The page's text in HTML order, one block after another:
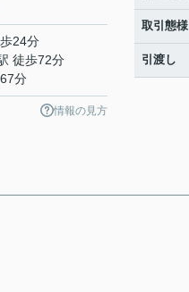
24分
徒歩72分
分
情報の見方
取引態様
引渡し